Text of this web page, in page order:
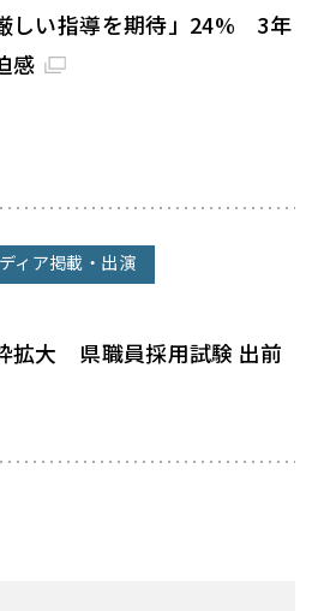
しい指導を期待」24% 3年
感
ィア掲載・出演
拡大 県職員採用試験 出前